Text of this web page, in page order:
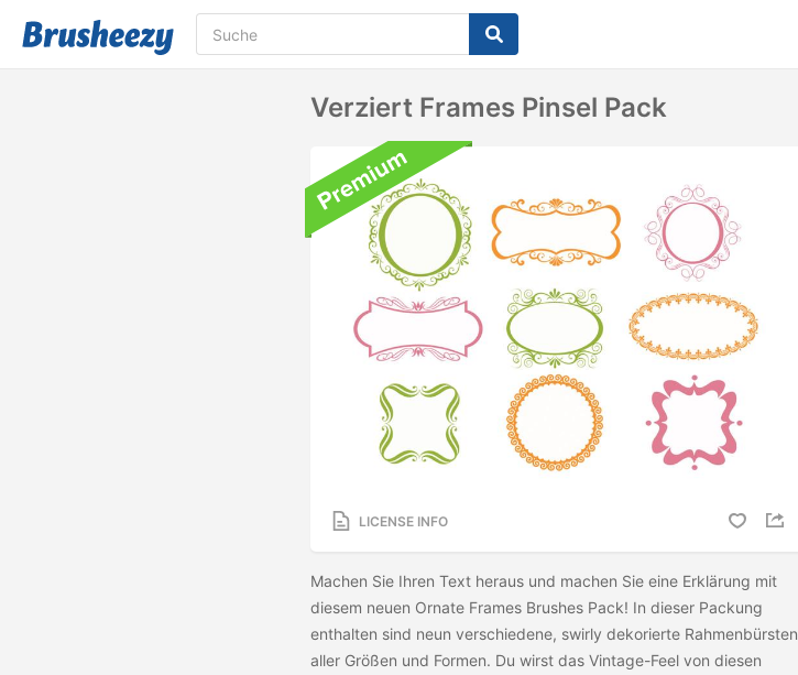
Verziert Frames Pinsel Pack
LICENSE INFO
Machen Sie Ihren Text heraus und machen Sie eine Erklärung mit
diesem neuen Ornate Frames Brushes Pack! In dieser Packung
enthalten sind neun verschiedene, swirly dekorierte Rahmenbürsten
aller Größen und Formen. Du wirst das Vintage-Feel von diesen